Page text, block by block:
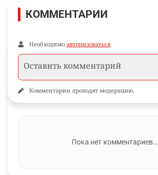
КОММЕНТАРИИ
Необходимо авторизоваться
Комментарии проходят модерацию.
Пока нет комментариев…